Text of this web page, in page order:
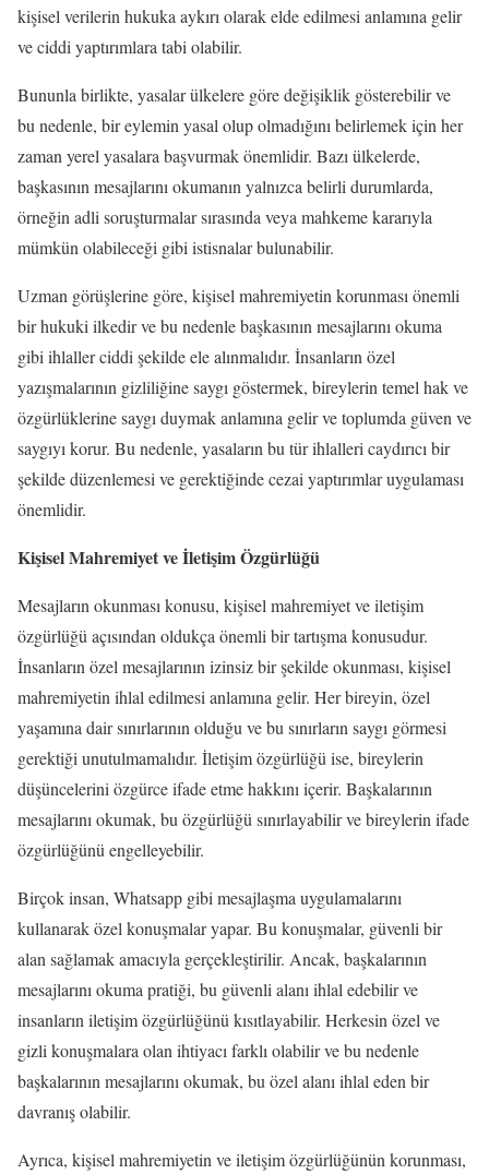
kişisel verilerin hukuka aykırı olarak elde edilmesi anlamına gelir
ve ciddi yaptırımlara tabi olabilir.
Bununla birlikte, yasalar ülkelere göre değişiklik gösterebilir ve
bu nedenle, bir eylemin yasal olup olmadığını belirlemek için her
zaman yerel yasalara başvurmak önemlidir. Bazı ülkelerde,
başkasının mesajlarını okumanın yalnızca belirli durumlarda,
örneğin adli soruşturmalar sırasında veya mahkeme kararıyla
mümkün olabileceği gibi istisnalar bulunabilir.
Uzman görüşlerine göre, kişisel mahremiyetin korunması önemli
bir hukuki ilkedir ve bu nedenle başkasının mesajlarını okuma
gibi ihlaller ciddi şekilde ele alınmalıdır. İnsanların özel
yazışmalarının gizliliğine saygı göstermek, bireylerin temel hak ve
özgürlüklerine saygı duymak anlamına gelir ve toplumda güven ve
saygıyı korur. Bu nedenle, yasaların bu tür ihlalleri caydırıcı bir
şekilde düzenlemesi ve gerektiğinde cezai yaptırımlar uygulaması
önemlidir.
Kişisel Mahremiyet ve İletişim Özgürlüğü
Mesajların okunması konusu, kişisel mahremiyet ve iletişim
özgürlüğü açısından oldukça önemli bir tartışma konusudur.
İnsanların özel mesajlarının izinsiz bir şekilde okunması, kişisel
mahremiyetin ihlal edilmesi anlamına gelir. Her bireyin, özel
yaşamına dair sınırlarının olduğu ve bu sınırların saygı görmesi
gerektiği unutulmamalıdır. İletişim özgürlüğü ise, bireylerin
düşüncelerini özgürce ifade etme hakkını içerir. Başkalarının
mesajlarını okumak, bu özgürlüğü sınırlayabilir ve bireylerin ifade
özgürlüğünü engelleyebilir.
Birçok insan, Whatsapp gibi mesajlaşma uygulamalarını
kullanarak özel konuşmalar yapar. Bu konuşmalar, güvenli bir
alan sağlamak amacıyla gerçekleştirilir. Ancak, başkalarının
mesajlarını okuma pratiği, bu güvenli alanı ihlal edebilir ve
insanların iletişim özgürlüğünü kısıtlayabilir. Herkesin özel ve
gizli konuşmalara olan ihtiyacı farklı olabilir ve bu nedenle
başkalarının mesajlarını okumak, bu özel alanı ihlal eden bir
davranış olabilir.
Ayrıca, kişisel mahremiyetin ve iletişim özgürlüğünün korunması,